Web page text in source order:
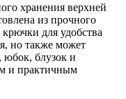
хранения верхней
из прочного
для удобства
но также может
юбок, блузок и
и практичным